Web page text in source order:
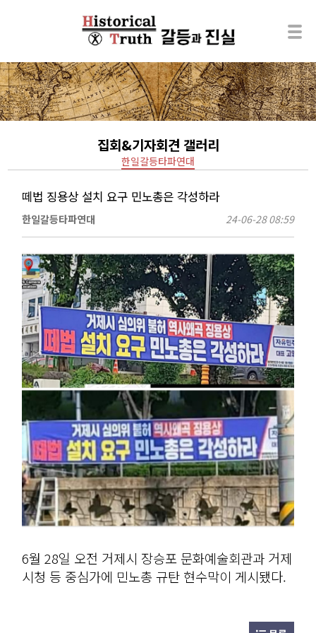
집회&기자회견 갤러리
한일갈등타파연대
떼법 징용상 설치 요구 민노총은 각성하라
한일갈등타파연대 24-06-28 08:59
6월 28일 오전 거제시 장승포 문화예술회관과 거제
시청 등 중심가에 민노총 규탄 현수막이 게시됐다.